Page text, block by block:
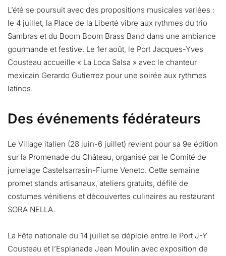
L’été se poursuit avec des propositions musicales variées :
le 4 juillet, la Place de la Liberté vibre aux rythmes du trio
Sambras et du Boom Boom Brass Band dans une ambiance
gourmande et festive. Le 1er août, le Port Jacques-Yves
Cousteau accueille « La Loca Salsa » avec le chanteur
mexicain Gerardo Gutierrez pour une soirée aux rythmes
latinos.
Des événements fédérateurs
Le Village italien (28 juin-6 juillet) revient pour sa 9e édition
sur la Promenade du Château, organisé par le Comité de
jumelage Castelsarrasin-Fiume Veneto. Cette semaine
promet stands artisanaux, ateliers gratuits, défilé de
costumes vénitiens et découvertes culinaires au restaurant
SORA NELLA.
La Fête nationale du 14 juillet se déploie entre le Port J-Y
Cousteau et l’Esplanade Jean Moulin avec exposition de